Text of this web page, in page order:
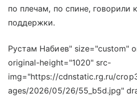
по плечам, по спине, говорили
поддержки.
Рустам Набиев" size="custom"
original-height="1020" src-
img="https://cdnstatic.rg.ru/
ages/2026/05/26/55_b5d.jpg"